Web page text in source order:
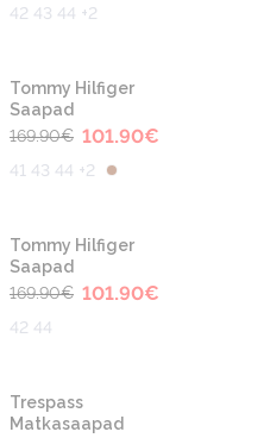
42 43 44 +2
-40%
Tommy Hilfiger
Saapad
169.90€ 101.90€
41 43 44 +2
-40%
Tommy Hilfiger
Saapad
169.90€ 101.90€
42 44
Trespass
Matkasaapad